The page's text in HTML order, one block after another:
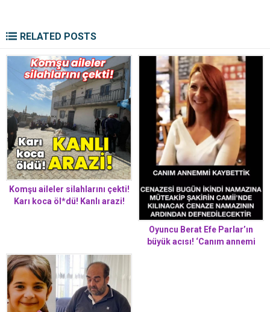
RELATED POSTS
Komşu aileler silahlarını çekti!
Karı koca öl*dü! Kanlı arazi!
Oyuncu Berat Efe Parlar’ın
büyük acısı! ‘Canım annemi